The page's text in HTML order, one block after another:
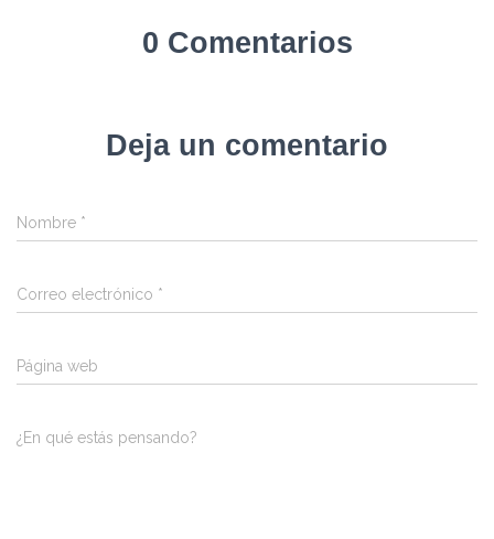
0 Comentarios
Deja un comentario
Nombre *
Correo electrónico *
Página web
¿En qué estás pensando?